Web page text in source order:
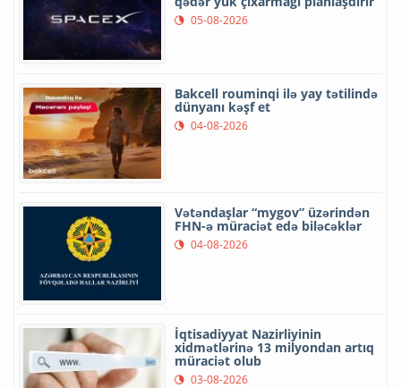
05-08-2026
Bakcell rouminqi ilə yay tətilində
dünyanı kəşf et
04-08-2026
Vətəndaşlar “mygov” üzərindən
FHN-ə müraciət edə biləcəklər
04-08-2026
İqtisadiyyat Nazirliyinin
xidmətlərinə 13 milyondan artıq
müraciət olub
03-08-2026